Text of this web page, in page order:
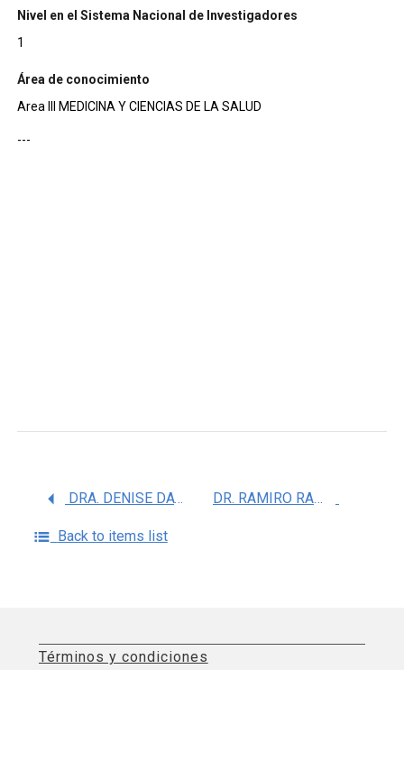
Nivel en el Sistema Nacional de Investigadores
1
Área de conocimiento
Area III MEDICINA Y CIENCIAS DE LA SALUD
---
DRA. DENISE DAVALOS SCHAFLER DR. RAMIRO RAMIREZ PATIÃ‘O
Back to items list
Términos y condiciones